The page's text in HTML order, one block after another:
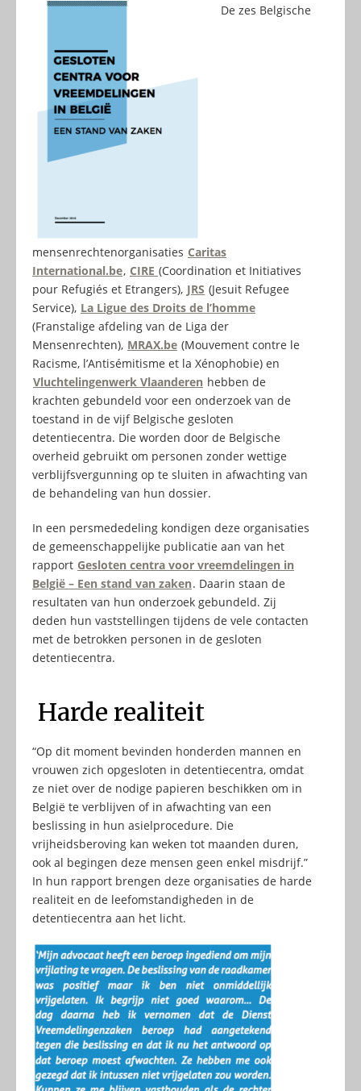
De zes Belgische
mensenrechtenorganisaties Caritas
International.be, CIRE (Coordination et Initiatives
pour Refugiés et Etrangers), JRS (Jesuit Refugee
Service), La Ligue des Droits de l’homme
(Franstalige afdeling van de Liga der
Mensenrechten), MRAX.be (Mouvement contre le
Racisme, l’Antisémitisme et la Xénophobie) en
Vluchtelingenwerk Vlaanderen hebben de
krachten gebundeld voor een onderzoek van de
toestand in de vijf Belgische gesloten
detentiecentra. Die worden door de Belgische
overheid gebruikt om personen zonder wettige
verblijfsvergunning op te sluiten in afwachting van
de behandeling van hun dossier.
In een persmededeling kondigen deze organisaties
de gemeenschappelijke publicatie aan van het
rapport Gesloten centra voor vreemdelingen in
België – Een stand van zaken. Daarin staan de
resultaten van hun onderzoek gebundeld. Zij
deden hun vaststellingen tijdens de vele contacten
met de betrokken personen in de gesloten
detentiecentra.
Harde realiteit
“Op dit moment bevinden honderden mannen en
vrouwen zich opgesloten in detentiecentra, omdat
ze niet over de nodige papieren beschikken om in
België te verblijven of in afwachting van een
beslissing in hun asielprocedure. Die
vrijheidsberoving kan weken tot maanden duren,
ook al begingen deze mensen geen enkel misdrijf.”
In hun rapport brengen deze organisaties de harde
realiteit en de leefomstandigheden in de
detentiecentra aan het licht.